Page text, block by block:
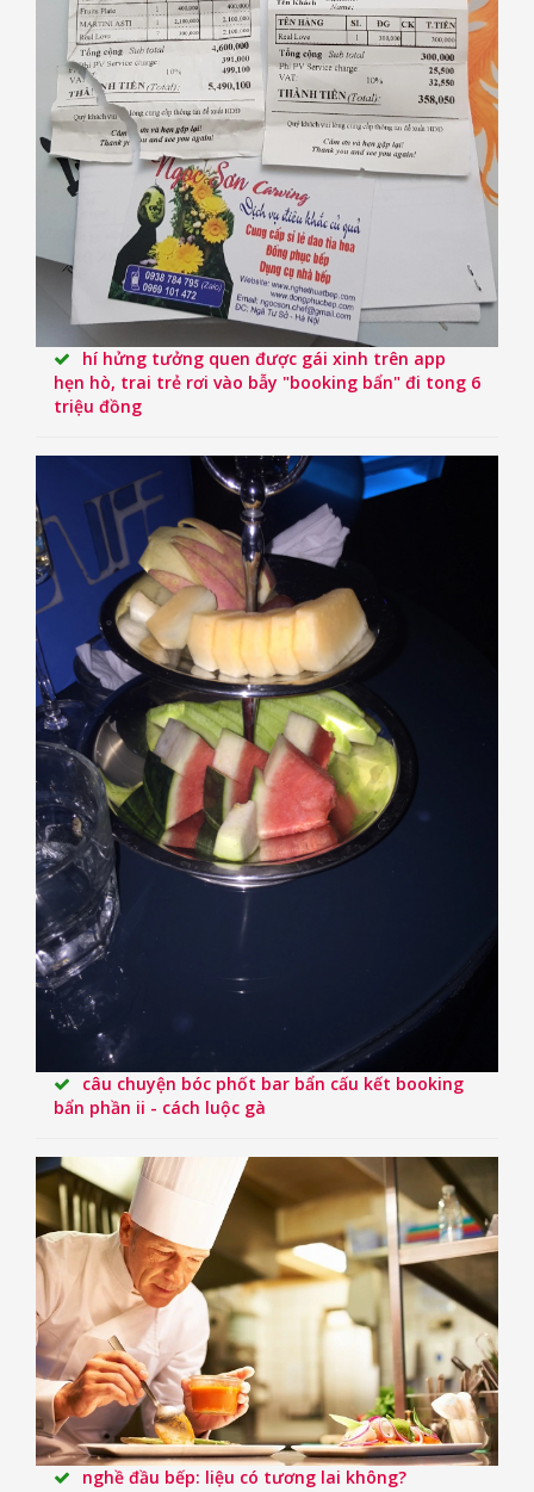
hí hửng tưởng quen được gái xinh trên app
hẹn hò, trai trẻ rơi vào bẫy "booking bẩn" đi tong 6
triệu đồng
câu chuyện bóc phốt bar bẩn cấu kết booking
bẩn phần ii - cách luộc gà
nghề đầu bếp: liệu có tương lai không?